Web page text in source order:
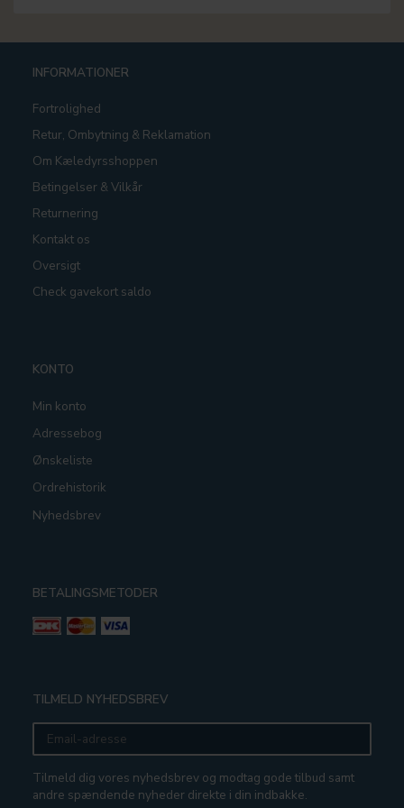
INFORMATIONER
Fortrolighed
Retur, Ombytning & Reklamation
Om Kæledyrsshoppen
Betingelser & Vilkår
Returnering
Kontakt os
Oversigt
Check gavekort saldo
KONTO
Min konto
Adressebog
Ønskeliste
Ordrehistorik
Nyhedsbrev
BETALINGSMETODER
TILMELD NYHEDSBREV
Email-
adresse
Tilmeld dig vores nyhedsbrev og modtag gode tilbud samt
andre spændende nyheder direkte i din indbakke.